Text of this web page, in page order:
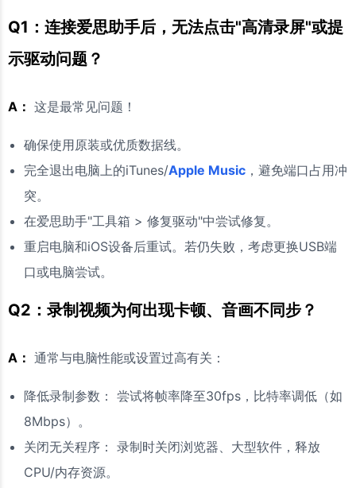
Q1：连接爱思助手后，无法点击"高清录屏"或提
示驱动问题？
A： 这是最常见问题！
确保使用原装或优质数据线。
完全退出电脑上的iTunes/Apple Music ，避免端口占用冲
突。
在爱思助手"工具箱 > 修复驱动"中尝试修复。
重启电脑和iOS设备后重试。若仍失败，考虑更换USB端
口或电脑尝试。
Q2：录制视频为何出现卡顿、音画不同步？
A： 通常与电脑性能或设置过高有关：
降低录制参数： 尝试将帧率降至30fps，比特率调低（如
8Mbps）。
关闭无关程序： 录制时关闭浏览器、大型软件，释放
CPU/内存资源。